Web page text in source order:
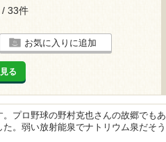
/ 33件
お気に入りに追加
る
プロ野球の野村克也さんの故郷でもあ
。弱い放射能泉でナトリウム泉だそう